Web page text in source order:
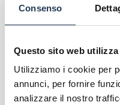
Consenso
Questo sito web
Utilizziamo i cookie per
annunci, per fornire
analizzare il nostro
dimostrare una
forte
all’apprendimento
candidati devono
adattamento e
del marketing